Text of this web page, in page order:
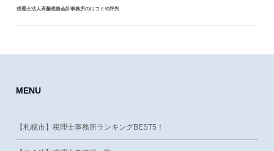
税理士法人斉藤税務会計事務所の口コミや評判
MENU
【札幌市】税理士事務所ランキングBEST5！